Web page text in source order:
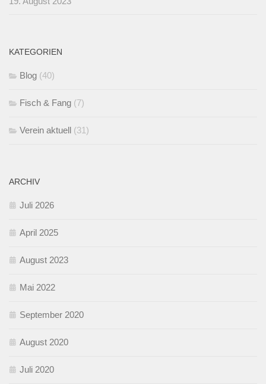
KATEGORIEN
Blog (40)
Fisch & Fang (7)
Verein aktuell (31)
ARCHIV
Juli 2026
April 2025
August 2023
Mai 2022
September 2020
August 2020
Juli 2020